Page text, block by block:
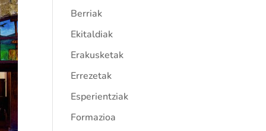
Berriak
Ekitaldiak
Erakusketak
Errezetak
Esperientziak
Formazioa